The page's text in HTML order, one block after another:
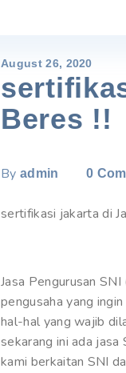
August 26, 2020
Beres !!
By admin 0
sertifikasi jakarta di
Jasa Pengurusan
pengusaha yang
hal-hal yang wajib
sekarang ini ada
kami berkaitan SNI